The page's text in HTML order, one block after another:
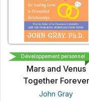
HARPER
Mars and Venus
Together Forever
John Gray
Développement personnel